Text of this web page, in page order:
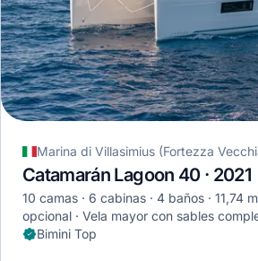
Marina di Villasimius (Fortezza
Catamarán Lagoon 40 · 2021
10 camas 6 cabinas 4 baños 11,74
opcional
Vela mayor con sables
Bimini Top